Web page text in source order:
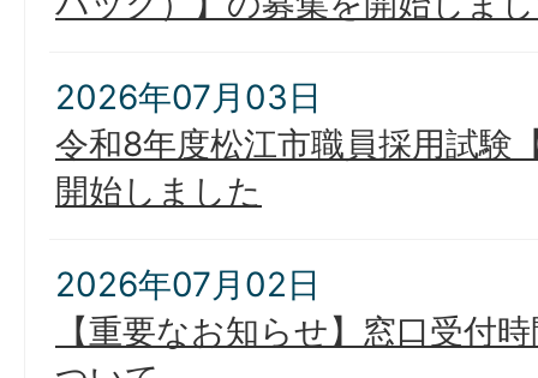
2026年07月03日
令和8年度松江市職員採用試験
開始しました
2026年07月02日
【重要なお知らせ】窓口受付